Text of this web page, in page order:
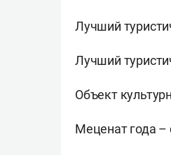
Лучший
Лучший
Объект
Меценат года